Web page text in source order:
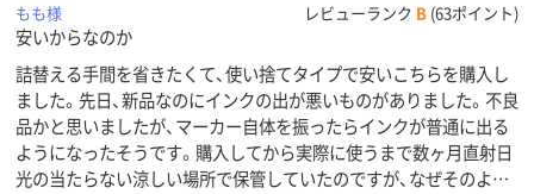
もも様
レビューランク B (63ポイント)
安いからなのか
詰替える手間を省きたくて、使い捨てタイプで安いこちらを購入し
ました。先日、新品なのにインクの出が悪いものがありました。不良
品かと思いましたが、マーカー自体を振ったらインクが普通に出る
ようになったそうです。購入してから実際に使うまで数ヶ月直射日
光の当たらない涼しい場所で保管していたのですが、なぜそのよ…